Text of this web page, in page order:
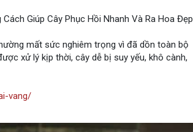
Giúp Cây Phục Hồi Nhanh Và Ra Hoa Đẹp
mất sức nghiêm trọng vì đã dồn toàn bộ
xử lý kịp thời, cây dễ bị suy yếu, khô cành,
vang/
vang/